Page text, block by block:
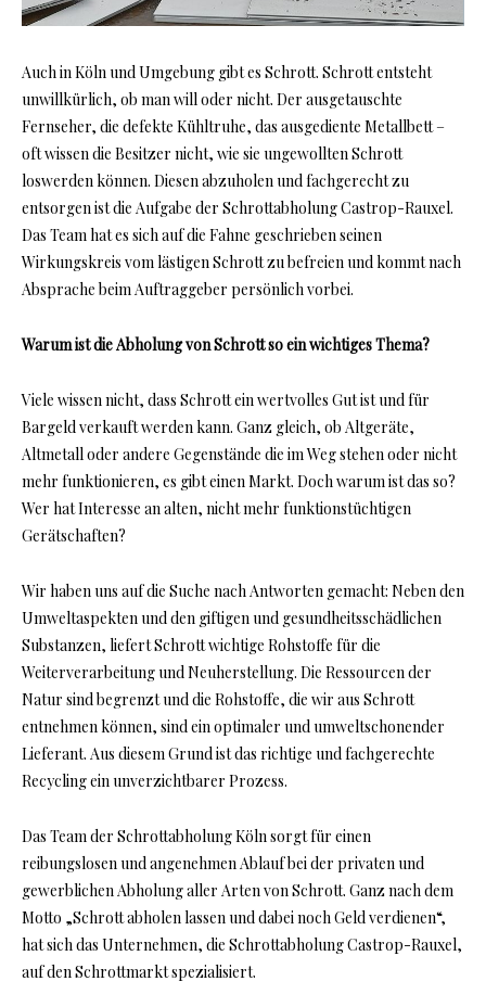
Auch in Köln und Umgebung gibt es Schrott. Schrott entsteht
unwillkürlich, ob man will oder nicht. Der ausgetauschte
Fernseher, die defekte Kühltruhe, das ausgediente Metallbett –
oft wissen die Besitzer nicht, wie sie ungewollten Schrott
loswerden können. Diesen abzuholen und fachgerecht zu
entsorgen ist die Aufgabe der Schrottabholung Castrop-Rauxel.
Das Team hat es sich auf die Fahne geschrieben seinen
Wirkungskreis vom lästigen Schrott zu befreien und kommt nach
Absprache beim Auftraggeber persönlich vorbei.
Warum ist die Abholung von Schrott so ein wichtiges Thema?
Viele wissen nicht, dass Schrott ein wertvolles Gut ist und für
Bargeld verkauft werden kann. Ganz gleich, ob Altgeräte,
Altmetall oder andere Gegenstände die im Weg stehen oder nicht
mehr funktionieren, es gibt einen Markt. Doch warum ist das so?
Wer hat Interesse an alten, nicht mehr funktionstüchtigen
Gerätschaften?
Wir haben uns auf die Suche nach Antworten gemacht: Neben den
Umweltaspekten und den giftigen und gesundheitsschädlichen
Substanzen, liefert Schrott wichtige Rohstoffe für die
Weiterverarbeitung und Neuherstellung. Die Ressourcen der
Natur sind begrenzt und die Rohstoffe, die wir aus Schrott
entnehmen können, sind ein optimaler und umweltschonender
Lieferant. Aus diesem Grund ist das richtige und fachgerechte
Recycling ein unverzichtbarer Prozess.
Das Team der Schrottabholung Köln sorgt für einen
reibungslosen und angenehmen Ablauf bei der privaten und
gewerblichen Abholung aller Arten von Schrott. Ganz nach dem
Motto „Schrott abholen lassen und dabei noch Geld verdienen“,
hat sich das Unternehmen, die Schrottabholung Castrop-Rauxel,
auf den Schrottmarkt spezialisiert.